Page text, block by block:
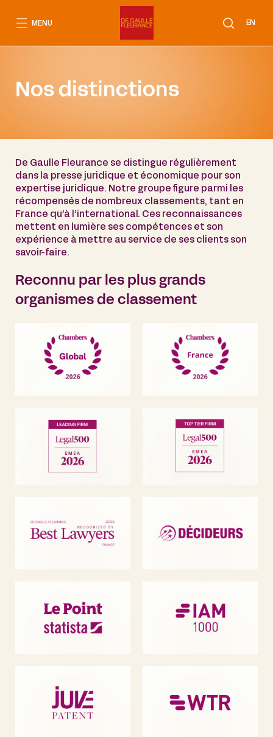
EN
MENU
Nos distinctions
De Gaulle Fleurance se distingue régulièrement
dans la presse juridique et économique pour son
expertise juridique. Notre groupe figure parmi les
récompensés de nombreux classements, tant en
France qu’à l’international. Ces reconnaissances
mettent en lumière ses compétences et son
expérience à mettre au service de ses clients son
savoir-faire.
Reconnu par les plus grands
organismes de classement